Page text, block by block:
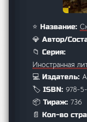
⭐ Название:
💎 Автор/
📁 Серия:
Иностранная
💻 Издатель:
🏷️ ISBN:978-
📦 Тираж:736
📄 Кол-во